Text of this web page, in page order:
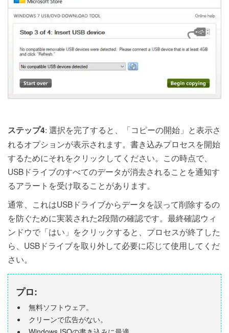
ステップ4: 選択を完了すると、「コピーの開始」と表示さ
れるオプションが表示されます。書き込みプロセスを開始
するためにそれをクリックしてください。この時点で、
USBドライブのすべてのデータが消去されることを通知す
るアラートを受け取ることがあります。
通常、これはUSBドライブからデータを誤って削除するの
を防ぐために実装された2段階の確認です。最終確認ウィ
ンドウで「はい」をクリックすると、プロセスが終了した
ら、USBドライブを取り外して必要に応じて使用してくだ
さい。
プロ:
無料ソフトウェア。
クリーンで広告がない。